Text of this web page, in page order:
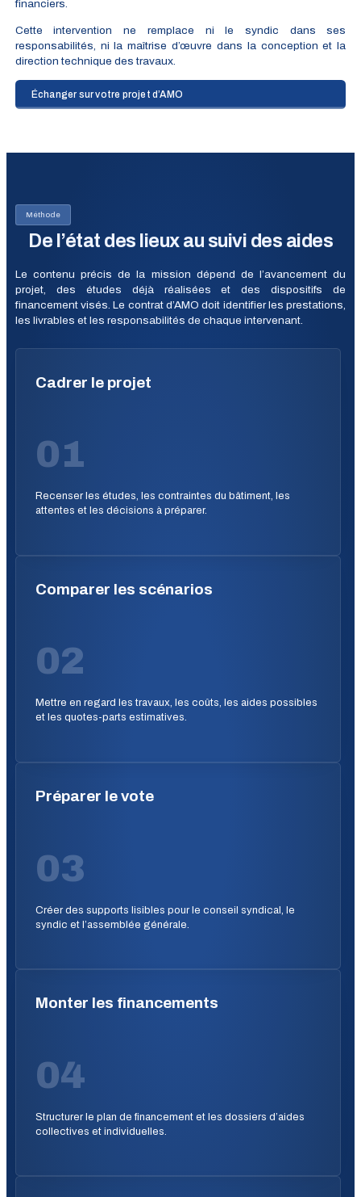
financiers.
Cette intervention ne remplace ni le syndic dans ses
responsabilités, ni la maîtrise d’œuvre dans la conception et la
direction technique des travaux.
Échanger sur votre projet d’AMO
Méthode
De l’état des lieux au suivi des aides
Le contenu précis de la mission dépend de l’avancement du
projet, des études déjà réalisées et des dispositifs de
financement visés. Le contrat d’AMO doit identifier les prestations,
les livrables et les responsabilités de chaque intervenant.
Cadrer le projet
01
Recenser les études, les contraintes du bâtiment, les
attentes et les décisions à préparer.
Comparer les scénarios
02
Mettre en regard les travaux, les coûts, les aides possibles
et les quotes-parts estimatives.
Préparer le vote
03
Créer des supports lisibles pour le conseil syndical, le
syndic et l’assemblée générale.
Monter les financements
04
Structurer le plan de financement et les dossiers d’aides
collectives et individuelles.